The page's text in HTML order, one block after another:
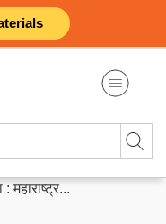
महाराष्ट्र...